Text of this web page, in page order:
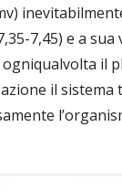
7,45) e a
il
il